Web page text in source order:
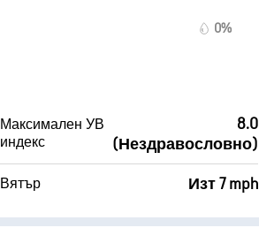
0%
Максимален УВ
индекс
8.0
(Нездравословно)
Вятър Изт 7 mph